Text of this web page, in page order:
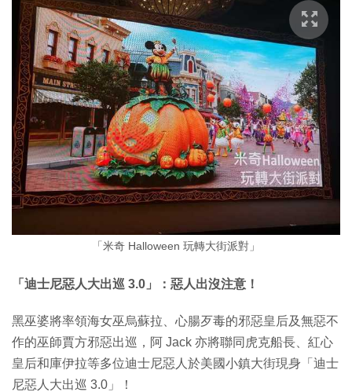
「米奇 Halloween 玩轉大街派對」
「迪士尼惡人大出巡 3.0」：惡人出沒注意！
黑巫婆將率領海女巫烏蘇拉、心腸歹毒的邪惡皇后及無惡不
作的巫師賈方邪惡出巡，阿 Jack 亦將聯同虎克船長、紅心
皇后和庫伊拉等多位迪士尼惡人於美國小鎮大街現身「迪士
尼惡人大出巡 3.0」！